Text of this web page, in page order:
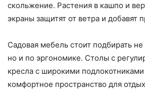
скольжение. Растения в кашпо и
экраны защитят от ветра и добавят
Садовая мебель стоит подбирать
но и по эргономике. Столы с
кресла с широкими подлокотниками
комфортное пространство для